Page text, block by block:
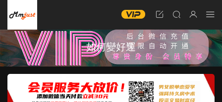
如何變好運